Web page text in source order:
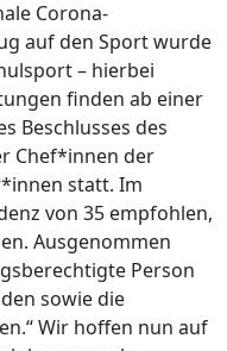
Corona-
auf den Sport wurde
– hierbei
finden ab einer
Beschlusses des
Chef*innen der
statt. Im
von 35 empfohlen,
Ausgenommen
Person
sowie die
Wir hoffen nun auf